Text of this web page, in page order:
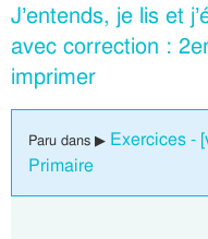
J’entends, je lis et
avec correction :
imprimer
Paru dans ▶ Exercices -
Primaire